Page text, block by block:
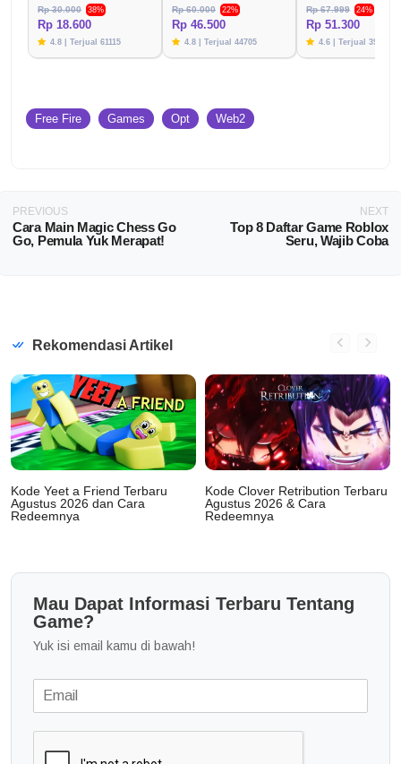
Rp 30.000
38%
Rp 18.600
4.8 | Terjual 61115
Rp 60.000
22%
Rp 46.500
4.8 | Terjual 44705
Rp 67.999
24%
Rp 51.300
4.6 | Terjual 39783
Free Fire Games Opt Web2
PREVIOUS
Cara Main Magic Chess Go
Go, Pemula Yuk Merapat!
NEXT
Top 8 Daftar Game Roblox
Seru, Wajib Coba
Rekomendasi Artikel
Kode Yeet a Friend Terbaru
Agustus 2026 dan Cara
Redeemnya
Kode Clover Retribution Terbaru
Agustus 2026 & Cara
Redeemnya
Mau Dapat Informasi Terbaru Tentang
Game?
Yuk isi email kamu di bawah!